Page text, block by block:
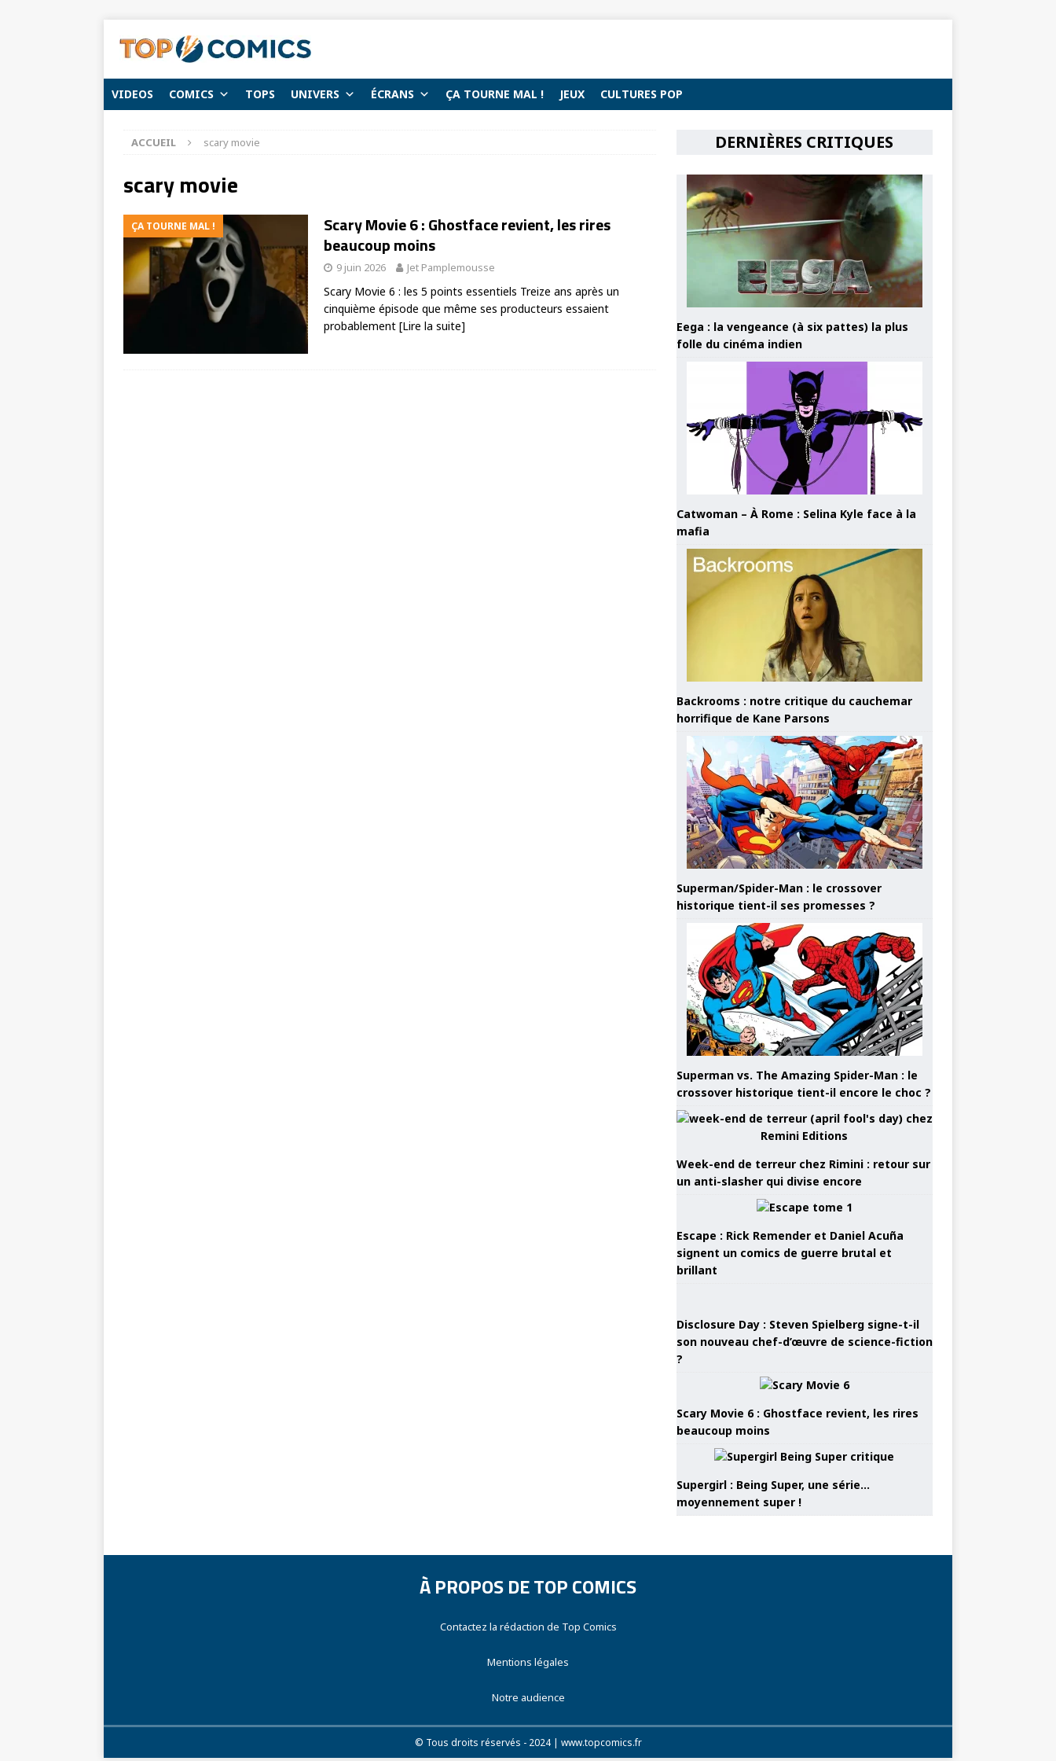
VIDEOS COMICS TOPS UNIVERS ÉCRANS ÇA TOURNE MAL ! JEUX CULTURES POP
ACCUEIL scary movie
scary movie
ÇA TOURNE MAL !
Scary Movie 6 : Ghostface revient, les rires
beaucoup moins
9 juin 2026 Jet Pamplemousse
Scary Movie 6 : les 5 points essentiels Treize ans après un
cinquième épisode que même ses producteurs essaient
probablement [Lire la suite]
DERNIÈRES CRITIQUES
Eega : la vengeance (à six pattes) la plus
folle du cinéma indien
Catwoman – À Rome : Selina Kyle face à la
mafia
Backrooms : notre critique du cauchemar
horrifique de Kane Parsons
Superman/Spider-Man : le crossover
historique tient-il ses promesses ?
Superman vs. The Amazing Spider-Man : le
crossover historique tient-il encore le choc ?
Week-end de terreur chez Rimini : retour sur
un anti-slasher qui divise encore
Escape : Rick Remender et Daniel Acuña
signent un comics de guerre brutal et
brillant
Disclosure Day : Steven Spielberg signe-t-il
son nouveau chef-d’œuvre de science-fiction
?
Scary Movie 6 : Ghostface revient, les rires
beaucoup moins
Supergirl : Being Super, une série…
moyennement super !
À PROPOS DE TOP COMICS
Contactez la rédaction de Top Comics
Mentions légales
Notre audience
© Tous droits réservés - 2024 | www.topcomics.fr